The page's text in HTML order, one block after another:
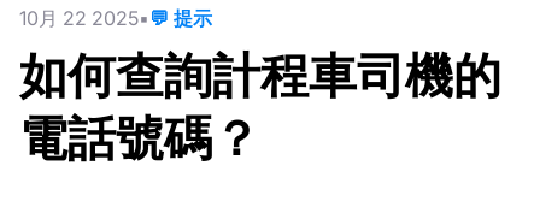
10月 22 2025 💬 提示
如何查詢計程車司機的
電話號碼？